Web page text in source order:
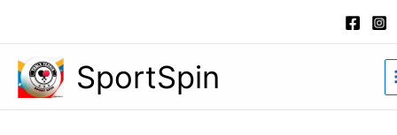
contenido
SportSpin